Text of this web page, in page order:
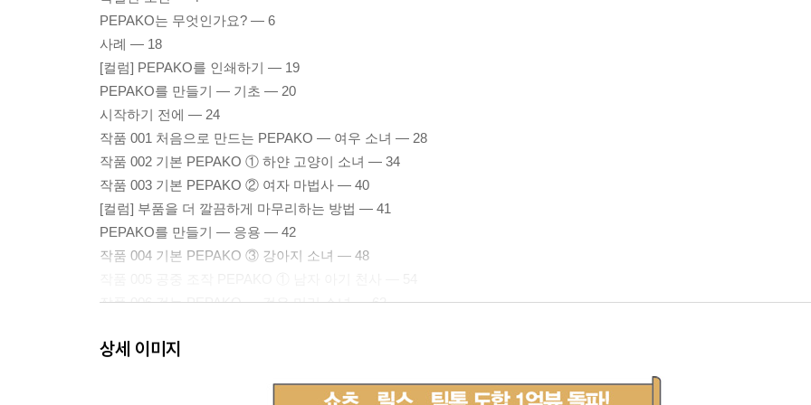
PEPAKO는 무엇인가요? ― 6
사례 ― 18
[컬럼] PEPAKO를 인쇄하기 ― 19
PEPAKO를 만들기 ― 기초 ― 20
시작하기 전에 ― 24
작품 001 처음으로 만드는 PEPAKO ― 여우 소녀 ― 28
작품 002 기본 PEPAKO ① 하얀 고양이 소녀 ― 34
작품 003 기본 PEPAKO ② 여자 마법사 ― 40
[컬럼] 부품을 더 깔끔하게 마무리하는 방법 ― 41
PEPAKO를 만들기 ― 응용 ― 42
작품 004 기본 PEPAKO ③ 강아지 소녀 ― 48
작품 006 걷는 PEPAKO ― 검은 머리 소녀 ― 62
[컬럼] PEPAKO 촬영하기 ― 71
상세 이미지